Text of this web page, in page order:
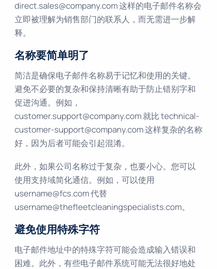
direct.sales@company.com 这样的电子邮件名称会
立即被理解为销售部门的联系人，而无需进一步解
释。
名称要简单明了
简洁是确保电子邮件名称易于记忆和使用的关键。
避免不必要的复杂和保持清晰有助于防止错别字和
促进沟通。例如，
customer.support@company.com 就比 technical-
customer-support@company.com 这样复杂的名称
好，因为后者可能会引起混淆。
此外，如果公司名称过于复杂，也要小心。您可以
使用支持域简化通信。例如，可以使用
username@fcs.com 代替
username@thefleetcleaningspecialists.com。
避免使用特殊字符
电子邮件地址中的特殊字符可能会造成输入错误和
困难。此外，有些电子邮件系统可能无法很好地处